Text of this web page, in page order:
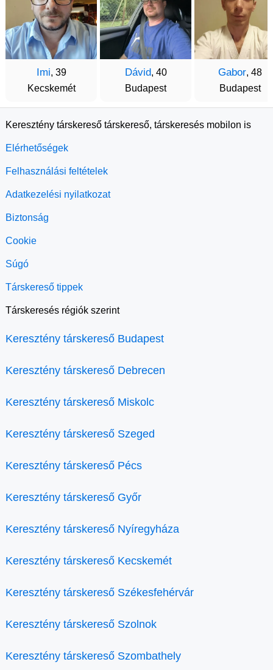
Imi, 39
Kecskemét
Dávid, 40
Budapest
Gabor, 48
Budapest
Keresztény társkereső társkereső, társkeresés mobilon is
Elérhetőségek
Felhasználási feltételek
Adatkezelési nyilatkozat
Biztonság
Cookie
Súgó
Társkereső tippek
Társkeresés régiók szerint
Keresztény társkereső Budapest
Keresztény társkereső Debrecen
Keresztény társkereső Miskolc
Keresztény társkereső Szeged
Keresztény társkereső Pécs
Keresztény társkereső Győr
Keresztény társkereső Nyíregyháza
Keresztény társkereső Kecskemét
Keresztény társkereső Székesfehérvár
Keresztény társkereső Szolnok
Keresztény társkereső Szombathely